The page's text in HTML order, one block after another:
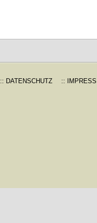
:: DATENSCHUTZ ::